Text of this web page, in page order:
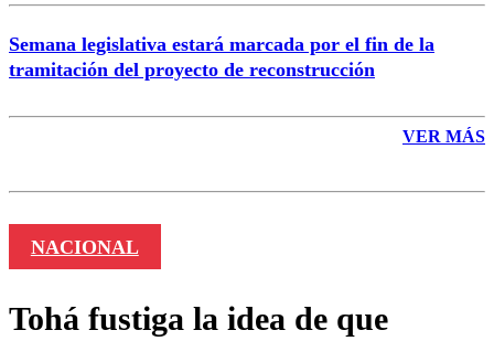
Semana legislativa estará marcada por el fin de la
tramitación del proyecto de reconstrucción
VER MÁS
NACIONAL
Tohá fustiga la idea de que